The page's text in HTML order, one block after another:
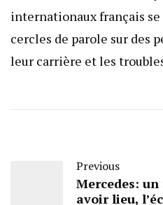
internationaux français
cercles de parole sur des
leur carrière et les
Previous
Mercedes:
avoir lieu,